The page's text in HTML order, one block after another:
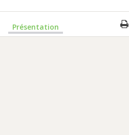
Présentation